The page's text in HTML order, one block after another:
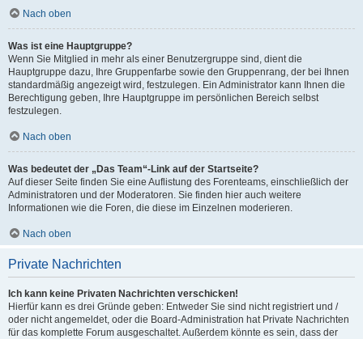
Nach oben
Was ist eine Hauptgruppe?
Wenn Sie Mitglied in mehr als einer Benutzergruppe sind, dient die
Hauptgruppe dazu, Ihre Gruppenfarbe sowie den Gruppenrang, der bei Ihnen
standardmäßig angezeigt wird, festzulegen. Ein Administrator kann Ihnen die
Berechtigung geben, Ihre Hauptgruppe im persönlichen Bereich selbst
festzulegen.
Nach oben
Was bedeutet der „Das Team“-Link auf der Startseite?
Auf dieser Seite finden Sie eine Auflistung des Forenteams, einschließlich der
Administratoren und der Moderatoren. Sie finden hier auch weitere
Informationen wie die Foren, die diese im Einzelnen moderieren.
Nach oben
Private Nachrichten
Ich kann keine Privaten Nachrichten verschicken!
Hierfür kann es drei Gründe geben: Entweder Sie sind nicht registriert und /
oder nicht angemeldet, oder die Board-Administration hat Private Nachrichten
für das komplette Forum ausgeschaltet. Außerdem könnte es sein, dass der